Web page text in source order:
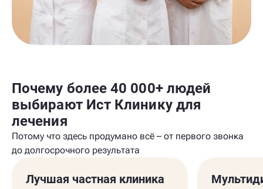
Почему более 40 000+ людей
выбирают Ист Клинику для
лечения
Потому что здесь продумано всё – от первого звонка
до долгосрочного результата
Лучшая частная клиника